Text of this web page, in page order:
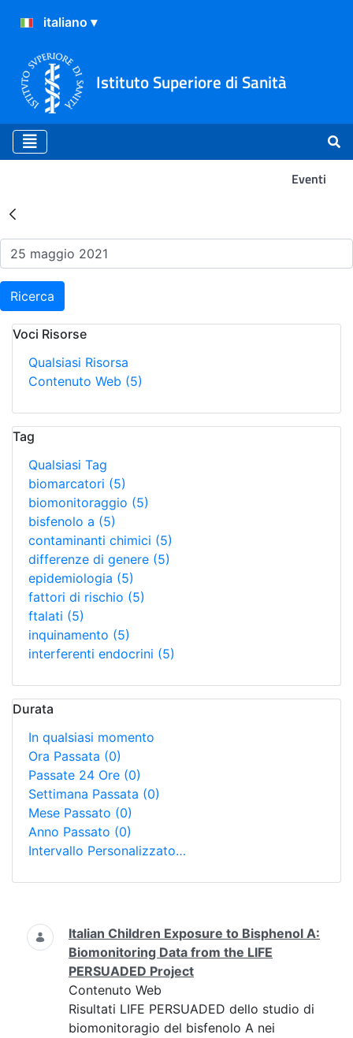
Istituto Superiore di Sanità
Eventi
Risultati della Ricerca -
Ricerca
Voci Risorse
Qualsiasi Risorsa
Contenuto Web (5)
Tag
Qualsiasi Tag
biomarcatori (5)
biomonitoraggio (5)
bisfenolo a (5)
contaminanti chimici (5)
differenze di genere (5)
epidemiologia (5)
fattori di rischio (5)
ftalati (5)
inquinamento (5)
interferenti endocrini (5)
Durata
In qualsiasi momento
Ora Passata (0)
Passate 24 Ore (0)
Settimana Passata (0)
Mese Passato (0)
Anno Passato (0)
Intervallo Personalizzato…
Ricerca
Italian Children Exposure to Bisphenol A:
Biomonitoring Data from the LIFE
PERSUADED Project
Contenuto Web
Risultati LIFE PERSUADED dello studio di
biomonitoragio del bisfenolo A nei